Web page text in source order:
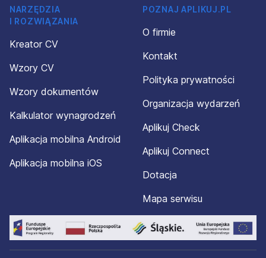
NARZĘDZIA
I ROZWIĄZANIA
Kreator CV
Wzory CV
Wzory dokumentów
Kalkulator wynagrodzeń
Aplikacja mobilna Android
Aplikacja mobilna iOS
POZNAJ APLIKUJ.PL
O firmie
Kontakt
Polityka prywatności
Organizacja wydarzeń
Aplikuj Check
Aplikuj Connect
Dotacja
Mapa serwisu